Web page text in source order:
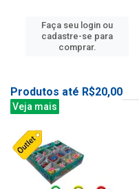
Faça seu login ou
cadastre-se para
comprar.
Produtos até R$20,00
Veja mais